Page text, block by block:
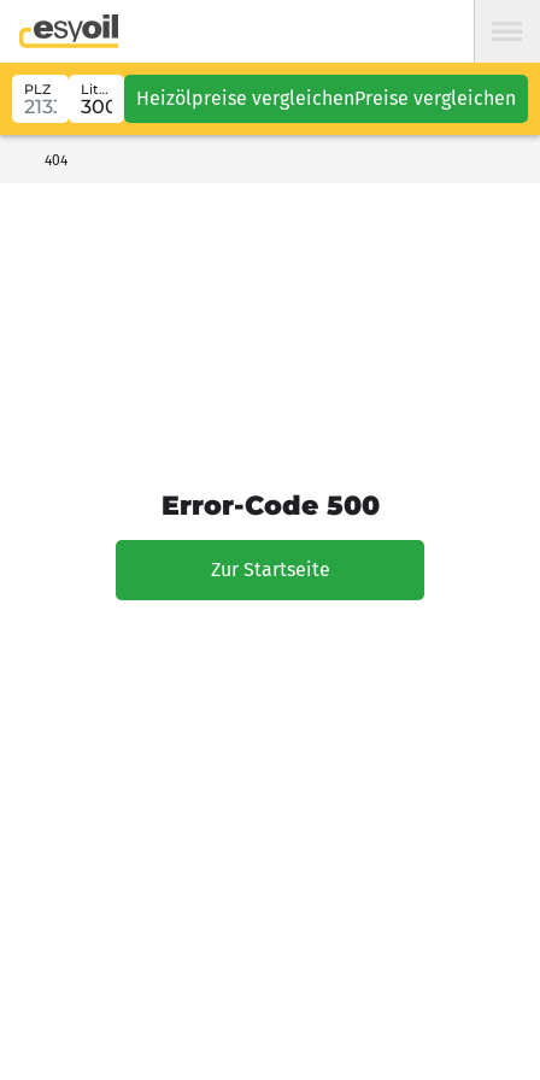
PLZ Liter Heizölpreise vergleichenPreise vergleichen
404
Error-Code 500
Zur Startseite